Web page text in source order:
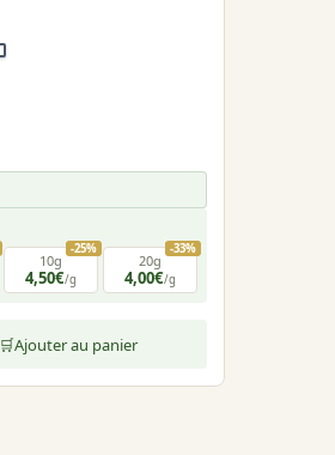
-25%
10g
4,50€/g
-33%
20g
4,00€/g
🛒Ajouter au panier